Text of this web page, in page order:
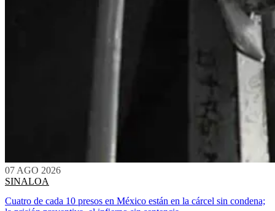
07 AGO 2026
SINALOA
Cuatro de cada 10 presos en México están en la cárcel sin condena;